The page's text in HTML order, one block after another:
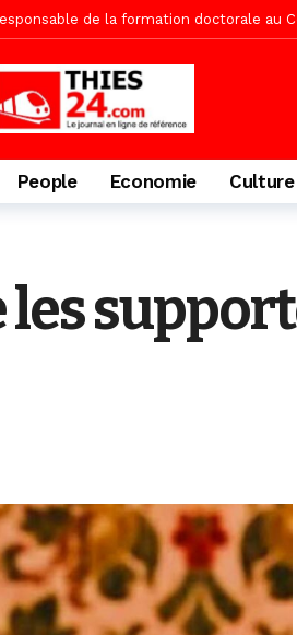
de la formation doctorale au
de 600 minibus
train en provenance de Touba
18 Safar a péri dans un accident 1
au coeur des priorités 1 jour ago
annoncées pour une réussite
de Pambal 3 heures ago
People Economie Culture
les